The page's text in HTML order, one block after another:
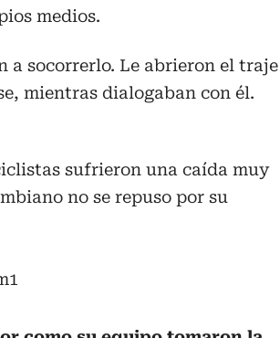
medios.
a socorrerlo. Le abrieron el traje
mientras dialogaban con él.
sufrieron una caída muy
no se repuso por su